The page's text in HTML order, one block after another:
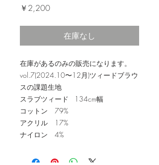
￥2,200価
在庫なし
在庫があるのみの販売になります。
vol.7(2024.10〜12月)ツィードブラウ
スの課題生地
スラブツィード 134cm幅
コットン 79%
アクリル 17%
ナイロン 4%